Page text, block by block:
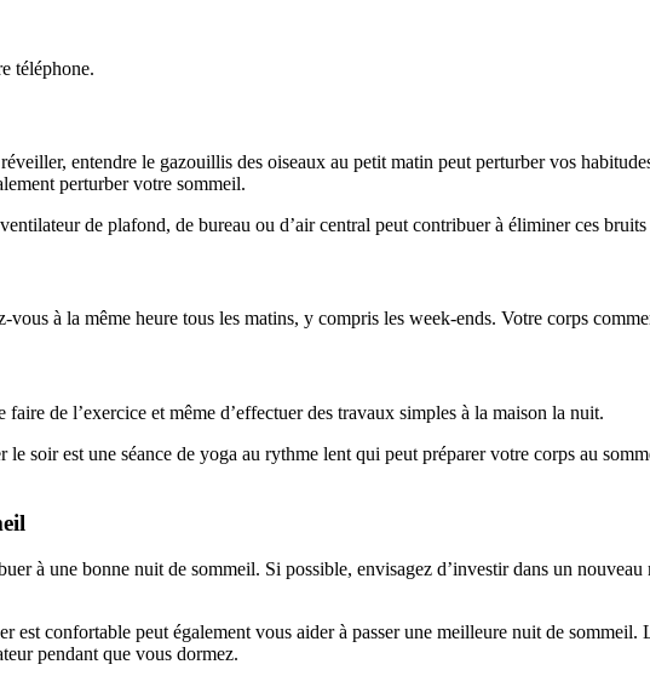
téléphone.
entendre le gazouillis des oiseaux au petit matin peut perturber vos
perturber votre sommeil.
de plafond, de bureau ou d’air central peut contribuer à éliminer ces bruits
à la même heure tous les matins, y compris les week-ends. Votre corps
de l’exercice et même d’effectuer des travaux simples à la maison la nuit.
le soir est une séance de yoga au rythme lent qui peut préparer votre corps au
à une bonne nuit de sommeil. Si possible, envisagez d’investir dans un
est confortable peut également vous aider à passer une meilleure nuit de
pendant que vous dormez.